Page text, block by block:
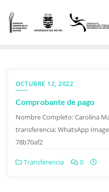
OCTUBRE 12, 2022
Comprobante de pago
Nombre Completo: Carolina
transferencia: WhatsApp
78b70af2
Transferencia 0